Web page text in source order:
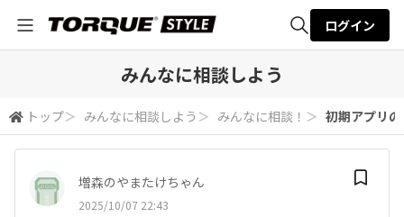
検索
ログイン
みんなに相談しよう
トップ＞ みんなに相談しよう ＞ みんなに相談！ ＞ 初期アプリ
増森のやまたけちゃん
2025/10/07 22:43